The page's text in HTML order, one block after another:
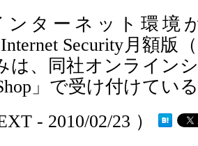
ンターネット環境
Internet Security月額版
は、同社オンライン
」で受け付けてい
- 2010/02/23 ）